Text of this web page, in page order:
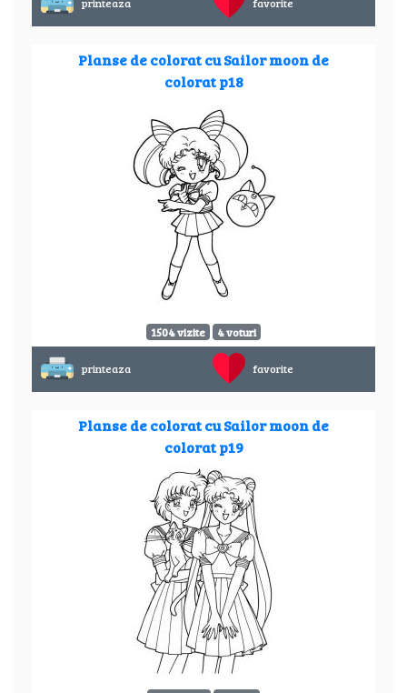
Planse de colorat cu Sailor moon de
colorat p18
1504 vizite 4 voturi
printeaza favorite
Planse de colorat cu Sailor moon de
colorat p19